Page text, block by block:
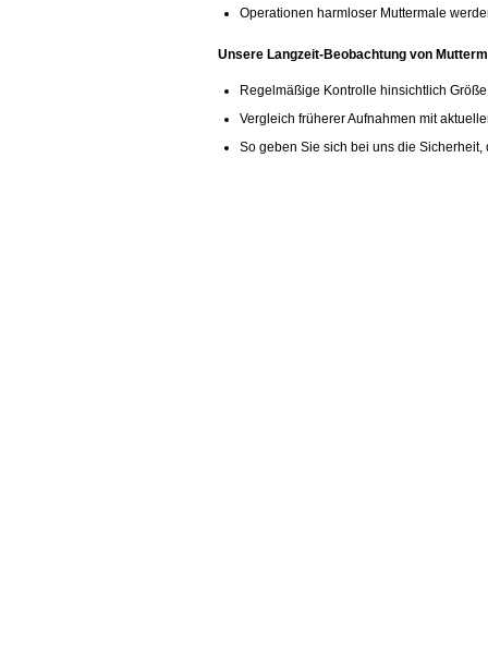
Operationen harmloser Muttermale
Unsere Langzeit-Beobachtung von
Regelmäßige Kontrolle hinsichtlich
Vergleich früherer Aufnahmen mit
So geben Sie sich bei uns die